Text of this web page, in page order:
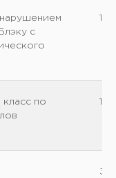
с
класс по